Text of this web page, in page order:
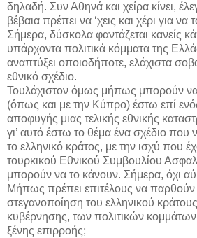
δηλαδή. Συν Αθηνά και χείρα κίνει,
βέβαια πρέπει να ‘χεις και χέρι για να
Σήμερα, δύσκολα φαντάζεται κανείς
υπάρχοντα πολιτικά κόμματα της
αναπτύξει οποιοδήποτε, ελάχιστα
εθνικό σχέδιο.
Τουλάχιστον όμως μήπως μπορούν
(όπως και με την Κύπρο) έστω επί
αποφυγής μιας τελικής εθνικής
γι’ αυτό έστω το θέμα ένα σχέδιο που
το ελληνικό κράτος, με την ισχύ που
τουρκικού Εθνικού Συμβουλίου
μπορούν να το κάνουν. Σήμερα, όχι
Μήπως πρέπει επιτέλους να παρθούν
στεγανοποίηση του ελληνικού
κυβέρνησης, των πολιτικών
ξένης επιρροής;